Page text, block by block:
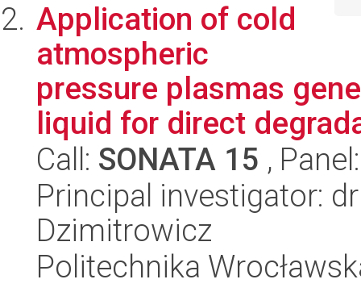
Application of cold
atmospheric
pressure plasmas
liquid for direct
Call: SONATA 15 ,
Principal investigator:
Dzimitrowicz
Politechnika